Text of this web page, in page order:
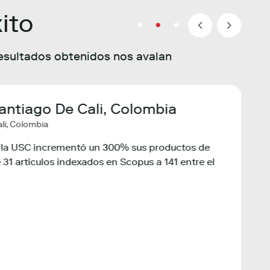
Policy Manager
helpful to provide the necessary custom
against some other institutes. The
and proactive. Very useful and
Al-Mustaqbal
The
obtenidos nos avalan
De Cali, Colombia
Colombia
USC incrementó un 300% sus productos de
artículos indexados en Scopus a 141 entre el